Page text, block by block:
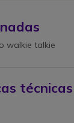
walkie talkie
técnicas